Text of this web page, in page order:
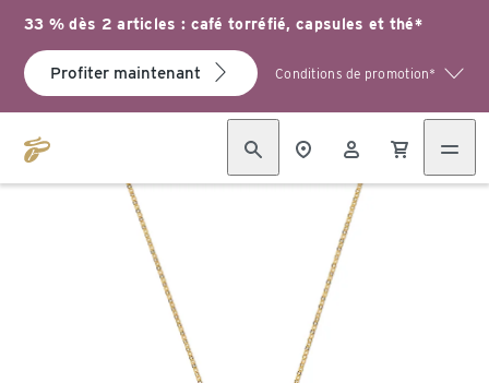
33 % dès 2 articles : café torréfié, capsules et thé*
Profiter maintenant Conditions de promotion*